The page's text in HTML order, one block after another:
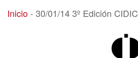
30/01/14 3º Edición CIDIC
Inicio- 30/01/14 3º Edición CIDIC